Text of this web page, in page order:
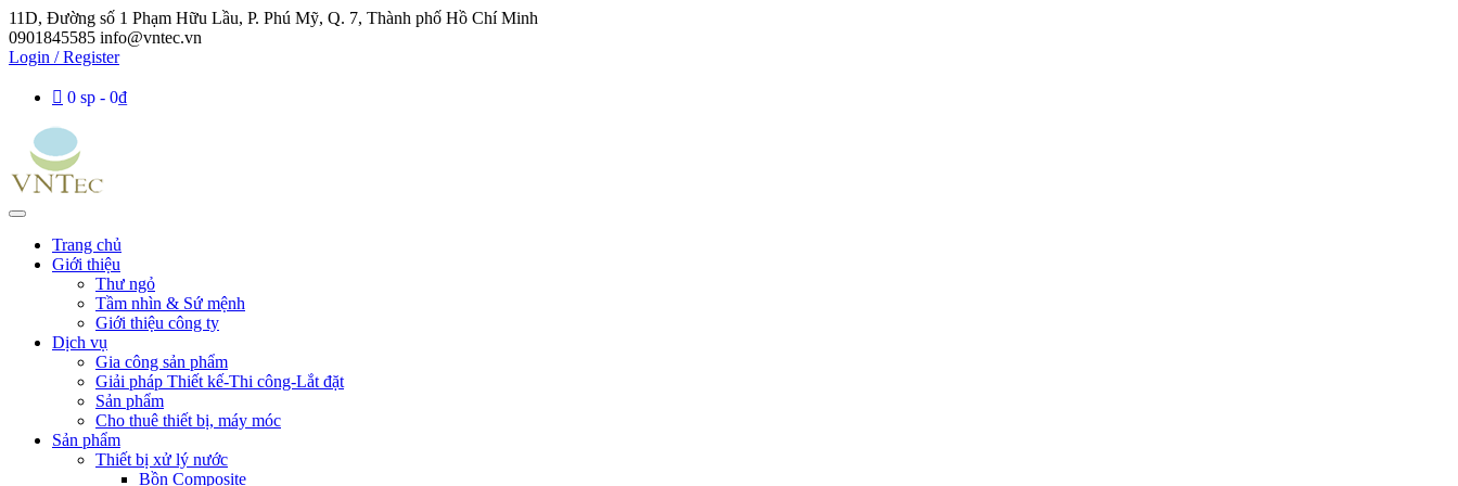
11D, Đường số 1 Phạm Hữu Lầu, P. Phú Mỹ, Q. 7, Thành phố Hồ Chí Minh
0901845585 info@vntec.vn
Login / Register
0 sp 0₫
Trang chủ
Giới thiệu
Thư ngỏ
Tầm nhìn & Sứ mệnh
Giới thiệu công ty
Dịch vụ
Gia công sản phẩm
Giải pháp Thiết kế-Thi công-Lắt đặt
Sản phẩm
Cho thuê thiết bị, máy móc
Sản phẩm
Thiết bị xử lý nước
Bồn Composite